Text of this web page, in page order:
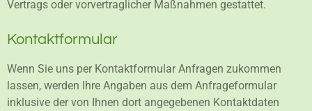
Vertrags oder vorvertraglicher Maßnahmen gestattet.
Kontaktformular
Wenn Sie uns per Kontaktformular Anfragen zukommen
lassen, werden Ihre Angaben aus dem Anfrageformular
inklusive der von Ihnen dort angegebenen Kontaktdaten